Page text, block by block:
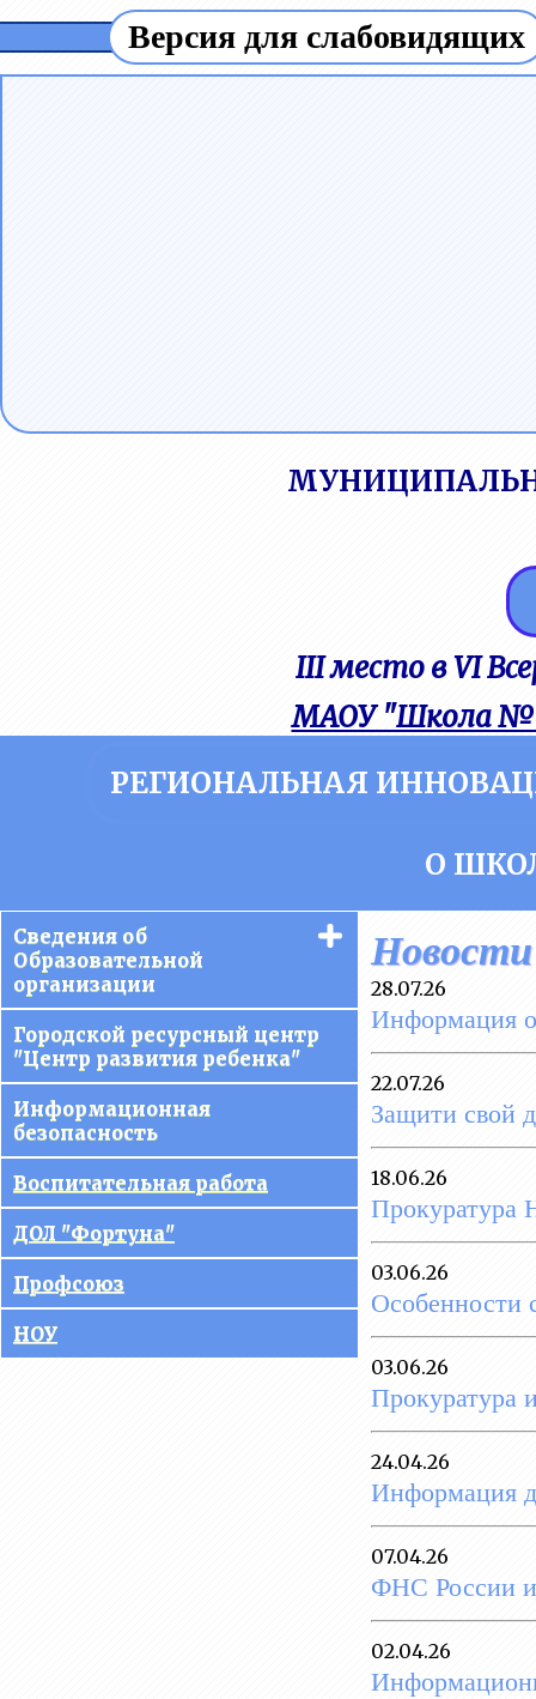
Версия для слабовидящих
III место в VI
МАОУ "Школа №
РЕГИОНАЛЬНАЯ
О
Сведения об
Образовательной
организации
Основные сведения
Структура и органы
управления
образовательной
организацией
Документы
Образование
Руководство
Педагогический состав
Городской ресурсный центр
"Центр развития ребенка"
Информационная
безопасность
Воспитательная работа
ДОЛ "Фортуна"
Профсоюз
НОУ
Новости
28.07.26
Информация
22.07.26
Защити свой
18.06.26
Прокуратура
03.06.26
Особенности
03.06.26
Прокуратура
24.04.26
Информация
07.04.26
ФНС России
02.04.26